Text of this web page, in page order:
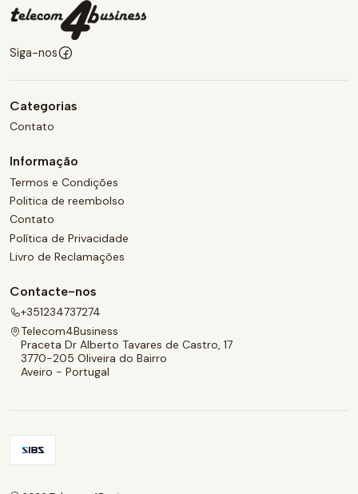
Siga-nos
Categorias
Contato
Informação
Termos e Condições
Politica de reembolso
Contato
Política de Privacidade
Livro de Reclamações
Contacte-nos
+351234737274
Telecom4Business
Praceta Dr Alberto Tavares de Castro, 17
3770-205 Oliveira do Bairro
Aveiro - Portugal